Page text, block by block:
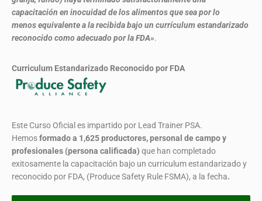
capacitación en inocuidad de los alimentos que sea por lo
menos equivalente a la recibida bajo un currículum estandarizado
reconocido como adecuado por la FDA».
Curriculum Estandarizado Reconocido por FDA
Este Curso Oficial es impartido por Lead Trainer PSA.
Hemosformadoa 1,625 productores, personal de campo y
profesionales (persona calificada) que han completado
exitosamente la capacitación bajo un curriculum estandarizado y
reconocido por FDA, (Produce Safety Rule FSMA), a la fecha.